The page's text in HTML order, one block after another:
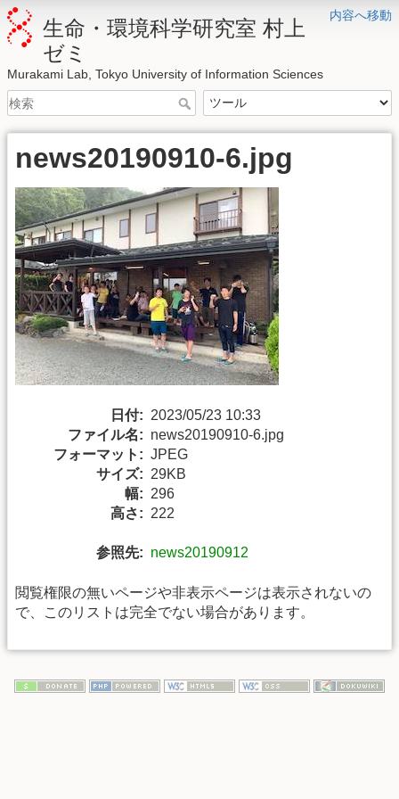
内容へ移動
生命・環境科学研究室 村上
ゼミ
Murakami Lab, Tokyo University of Information Sciences
news20190910-6.jpg
日付: 2023/05/23 10:33
ファイル名: news20190910-6.jpg
フォーマット: JPEG
サイズ: 29KB
幅: 296
高さ: 222
参照先: news20190912
閲覧権限の無いページや非表示ページは表示されないの
で、このリストは完全でない場合があります。